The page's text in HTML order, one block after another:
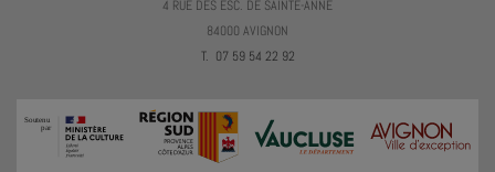
4 RUE DES ESC. DE SAINTE-ANNE
84000 AVIGNON
T. 07 59 54 22 92